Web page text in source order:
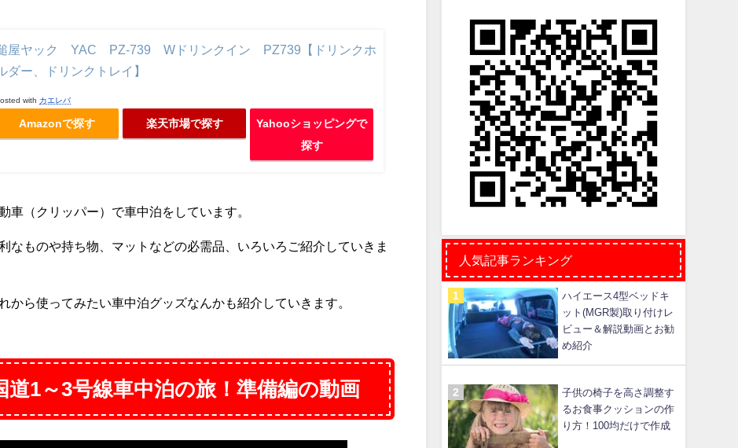
屋ヤック YAC PZ-739 Wドリンクイン PZ739【ドリンクホ
ダー、ドリンクトレイ】
with カエレバ
Amazonで探す 楽天市場で探す
Yahooショッピングで
探す
車（クリッパー）で車中泊をしています。
なものや持ち物、マットなどの必需品、いろいろご紹介していきま
から使ってみたい車中泊グッズなんかも紹介していきます。
道1～3号線車中泊の旅！準備編の動画
人気記事ランキング
ハイエース4型ベッドキ
ット(MGR製)取り付けレ
ビュー＆解説動画とお勧
め紹介
子供の椅子を高さ調整す
るお食事クッションの作
り方！100均だけで作成